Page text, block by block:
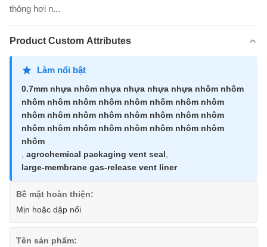
thông hơi n...
Product Custom Attributes
Làm nổi bật
0.7mm nhựa nhôm nhựa nhựa nhựa nhựa nhôm nhôm
nhôm nhôm nhôm nhôm nhôm nhôm nhôm nhôm
nhôm nhôm nhôm nhôm nhôm nhôm nhôm nhôm
nhôm nhôm nhôm nhôm nhôm nhôm nhôm nhôm
nhôm
, agrochemical packaging vent seal,
large-membrane gas-release vent liner
Bề mặt hoàn thiện:
Mịn hoặc dập nổi
Tên sản phẩm: